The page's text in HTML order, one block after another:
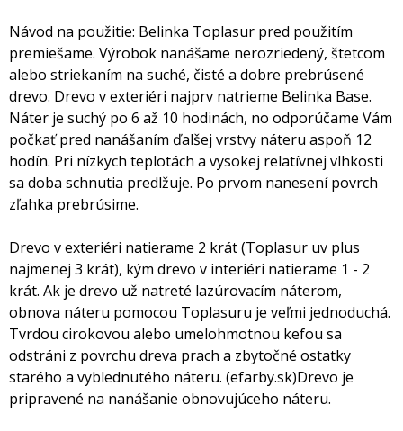
Návod na použitie: Belinka Toplasur pred použitím
premiešame. Výrobok nanášame nerozriedený, štetcom
alebo striekaním na suché, čisté a dobre prebrúsené
drevo. Drevo v exteriéri najprv natrieme Belinka Base.
Náter je suchý po 6 až 10 hodinách, no odporúčame Vám
počkať pred nanášaním ďalšej vrstvy náteru aspoň 12
hodín. Pri nízkych teplotách a vysokej relatívnej vlhkosti
sa doba schnutia predlžuje. Po prvom nanesení povrch
zľahka prebrúsime.
Drevo v exteriéri natierame 2 krát (Toplasur uv plus
najmenej 3 krát), kým drevo v interiéri natierame 1 - 2
krát. Ak je drevo už natreté lazúrovacím náterom,
obnova náteru pomocou Toplasuru je veľmi jednoduchá.
Tvrdou cirokovou alebo umelohmotnou kefou sa
odstráni z povrchu dreva prach a zbytočné ostatky
starého a vyblednutého náteru. (efarby.sk)Drevo je
pripravené na nanášanie obnovujúceho náteru.